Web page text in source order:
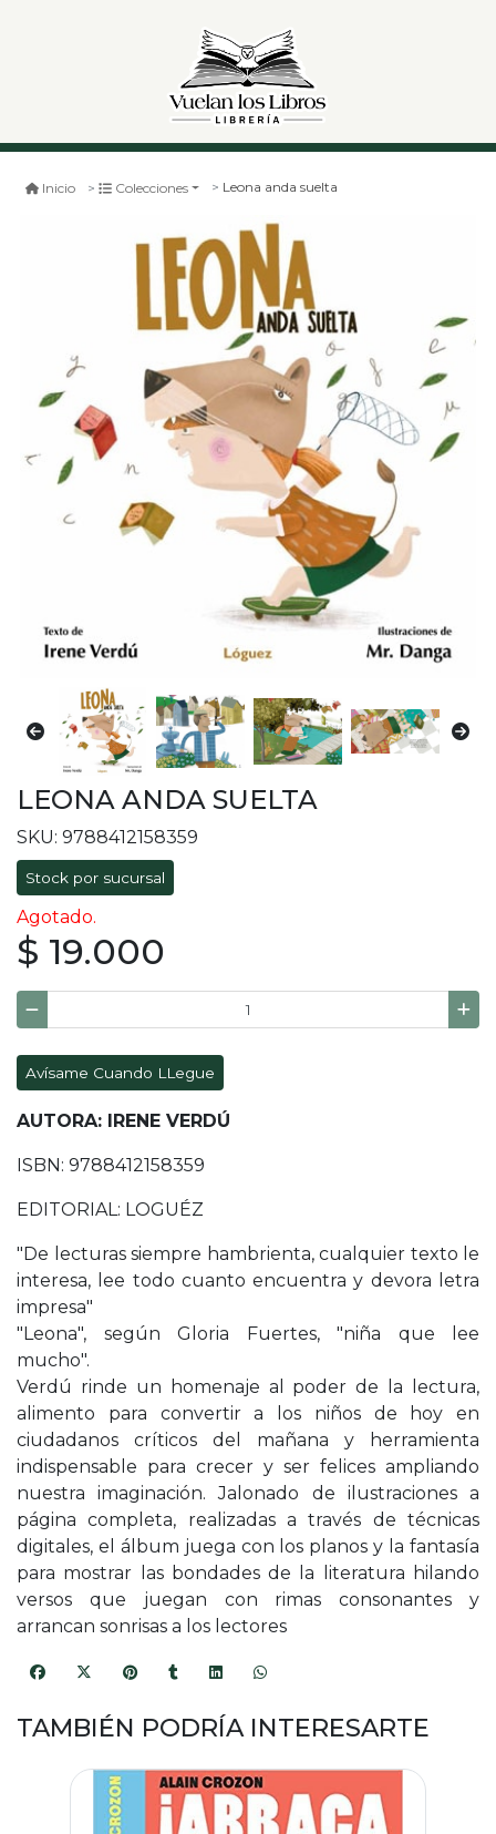
Inicio Colecciones Leona anda suelta
LEONA ANDA SUELTA
SKU: 9788412158359
Stock por sucursal
Agotado.
$ 19.000
Avísame Cuando LLegue
AUTORA: IRENE VERDÚ
ISBN: 9788412158359
EDITORIAL: LOGUÉZ
"De lecturas siempre hambrienta, cualquier texto le
interesa, lee todo cuanto encuentra y devora letra
impresa"
"Leona", según Gloria Fuertes, "niña que lee
mucho".
Verdú rinde un homenaje al poder de la lectura,
alimento para convertir a los niños de hoy en
ciudadanos críticos del mañana y herramienta
indispensable para crecer y ser felices ampliando
nuestra imaginación. Jalonado de ilustraciones a
página completa, realizadas a través de técnicas
digitales, el álbum juega con los planos y la fantasía
para mostrar las bondades de la literatura hilando
versos que juegan con rimas consonantes y
arrancan sonrisas a los lectores
TAMBIÉN PODRÍA INTERESARTE